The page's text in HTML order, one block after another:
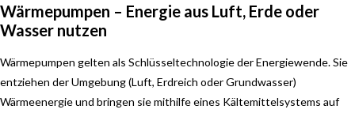
Wärmepumpen – Energie aus Luft, Erde oder
Wasser nutzen
Wärmepumpen gelten als Schlüsseltechnologie der Energiewende. Sie
entziehen der Umgebung (Luft, Erdreich oder Grundwasser)
Wärmeenergie und bringen sie mithilfe eines Kältemittelsystems auf